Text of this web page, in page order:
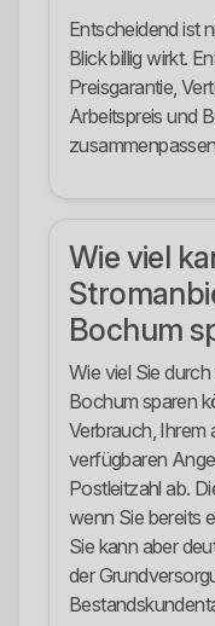
Entscheidend ist
Blick billig wirkt.
Preisgarantie,
Arbeitspreis und
Wie viel
Bochum
Wie viel Sie
Bochum sparen
Verbrauch, Ihrem
verfügbaren
Postleitzahl ab.
wenn Sie bereits
Sie kann aber
der